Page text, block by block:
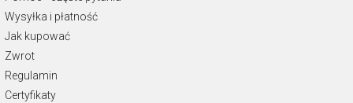
Wysyłka i płatność
Jak kupować
Zwrot
Regulamin
Certyfikaty